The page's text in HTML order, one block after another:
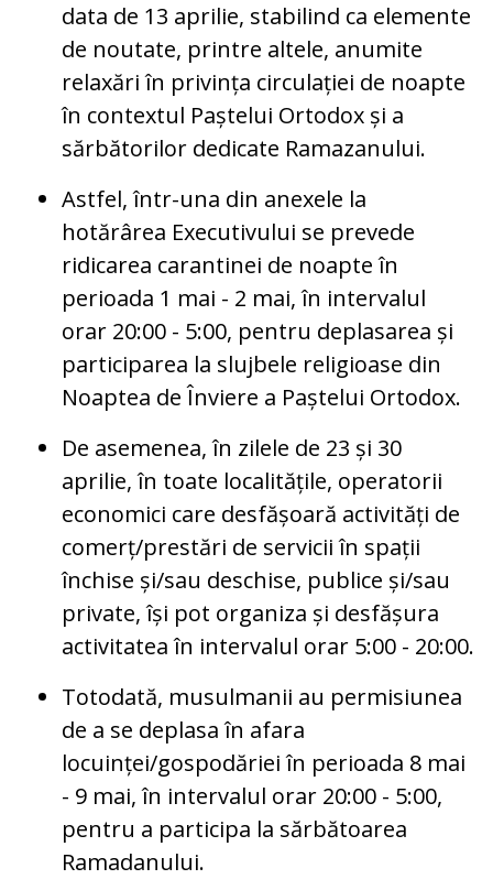
data de 13 aprilie, stabilind ca elemente
de noutate, printre altele, anumite
relaxări în privința circulației de noapte
în contextul Paștelui Ortodox și a
sărbătorilor dedicate Ramazanului.
Astfel, într-una din anexele la
hotărârea Executivului se prevede
ridicarea carantinei de noapte în
perioada 1 mai - 2 mai, în intervalul
orar 20:00 - 5:00, pentru deplasarea și
participarea la slujbele religioase din
Noaptea de Înviere a Paștelui Ortodox.
De asemenea, în zilele de 23 și 30
aprilie, în toate localitățile, operatorii
economici care desfășoară activități de
comerț/prestări de servicii în spații
închise și/sau deschise, publice și/sau
private, își pot organiza și desfășura
activitatea în intervalul orar 5:00 - 20:00.
Totodată, musulmanii au permisiunea
de a se deplasa în afara
locuinței/gospodăriei în perioada 8 mai
- 9 mai, în intervalul orar 20:00 - 5:00,
pentru a participa la sărbătoarea
Ramadanului.